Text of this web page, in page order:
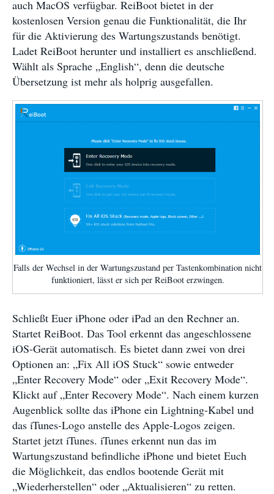
auch MacOS verfügbar. ReiBoot bietet in der
kostenlosen Version genau die Funktionalität, die Ihr
für die Aktivierung des Wartungszustands benötigt.
Ladet ReiBoot herunter und installiert es anschließend.
Wählt als Sprache „English“, denn die deutsche
Übersetzung ist mehr als holprig ausgefallen.
Falls der Wechsel in der Wartungszustand per Tastenkombination nicht
funktioniert, lässt er sich per ReiBoot erzwingen.
Schließt Euer iPhone oder iPad an den Rechner an.
Startet ReiBoot. Das Tool erkennt das angeschlossene
iOS-Gerät automatisch. Es bietet dann zwei von drei
Optionen an: „Fix All iOS Stuck“ sowie entweder
„Enter Recovery Mode“ oder „Exit Recovery Mode“.
Klickt auf „Enter Recovery Mode“. Nach einem kurzen
Augenblick sollte das iPhone ein Lightning-Kabel und
das iTunes-Logo anstelle des Apple-Logos zeigen.
Startet jetzt iTunes. iTunes erkennt nun das im
Wartungszustand befindliche iPhone und bietet Euch
die Möglichkeit, das endlos bootende Gerät mit
„Wiederherstellen“ oder „Aktualisieren“ zu retten.